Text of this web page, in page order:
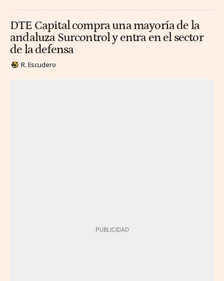
DTE Capital compra una mayoría de la
andaluza Surcontrol y entra en el sector
de la defensa
R. Escudero